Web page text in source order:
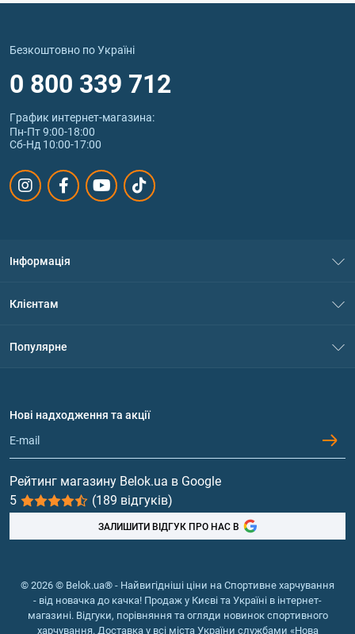
Безкоштовно по Україні
0 800 339 712
График интернет‑магазина:
Пн-Пт 9:00-18:00
Сб-Нд 10:00-17:00
Інформація
Політика конфіденційності
Обмін та повернення
Клієнтам
Популярне
Протеїн
Гейнери
Вітаміни та мінерали
Риб'ячий жир, жирні кислоти
Нові надходження та акції
Рейтинг магазину Belok.ua в Google
5
(189 відгуків)
ЗАЛИШИТИ ВІДГУК ПРО НАС В
© 2026 © Belok.ua® - Найвигідніші ціни на Спортивне харчування
- від новачка до качка! Продаж у Києві та Україні в інтернет-
магазині. Відгуки, порівняння та огляди новинок спортивного
харчування. Доставка у всі міста України службами «Нова